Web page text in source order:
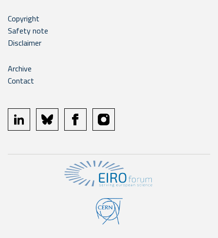
Copyright
Safety note
Disclaimer
Archive
Contact
linkedin bluesky facebookinstagram